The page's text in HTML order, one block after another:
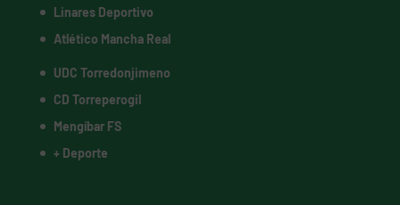
Linares Deportivo
Atlético Mancha Real
UDC Torredonjimeno
CD Torreperogil
Mengíbar FS
+ Deporte